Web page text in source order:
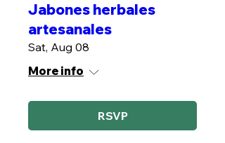
Jabones herbales
artesanales
Sat, Aug 08
More info
RSVP